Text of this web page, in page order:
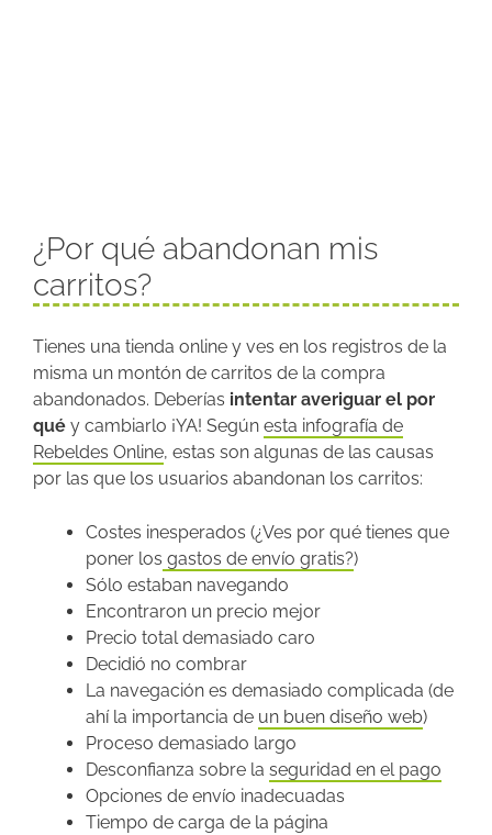
¿Por qué abandonan mis
carritos?
Tienes una tienda online y ves en los registros de la
misma un montón de carritos de la compra
abandonados. Deberías intentar averiguar el por
qué y cambiarlo ¡YA! Según esta infografía de
Rebeldes Online, estas son algunas de las causas
por las que los usuarios abandonan los carritos:
Costes inesperados (¿Ves por qué tienes que
poner los gastos de envío gratis?)
Sólo estaban navegando
Encontraron un precio mejor
Precio total demasiado caro
Decidió no combrar
La navegación es demasiado complicada (de
ahí la importancia de un buen diseño web)
Proceso demasiado largo
Desconfianza sobre la seguridad en el pago
Opciones de envío inadecuadas
Tiempo de carga de la página